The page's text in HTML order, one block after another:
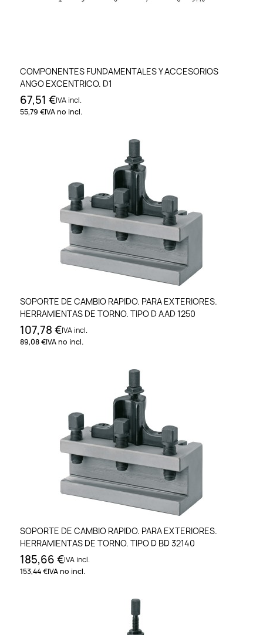
COMPONENTES FUNDAMENTALES Y ACCESORIOS
ANGO EXCENTRICO. D1
67,51 €IVA incl.
55,79 €IVA no incl.
SOPORTE DE CAMBIO RAPIDO. PARA EXTERIORES.
HERRAMIENTAS DE TORNO. TIPO D AAD 1250
107,78 €IVA incl.
89,08 €IVA no incl.
SOPORTE DE CAMBIO RAPIDO. PARA EXTERIORES.
HERRAMIENTAS DE TORNO. TIPO D BD 32140
185,66 €IVA incl.
153,44 €IVA no incl.